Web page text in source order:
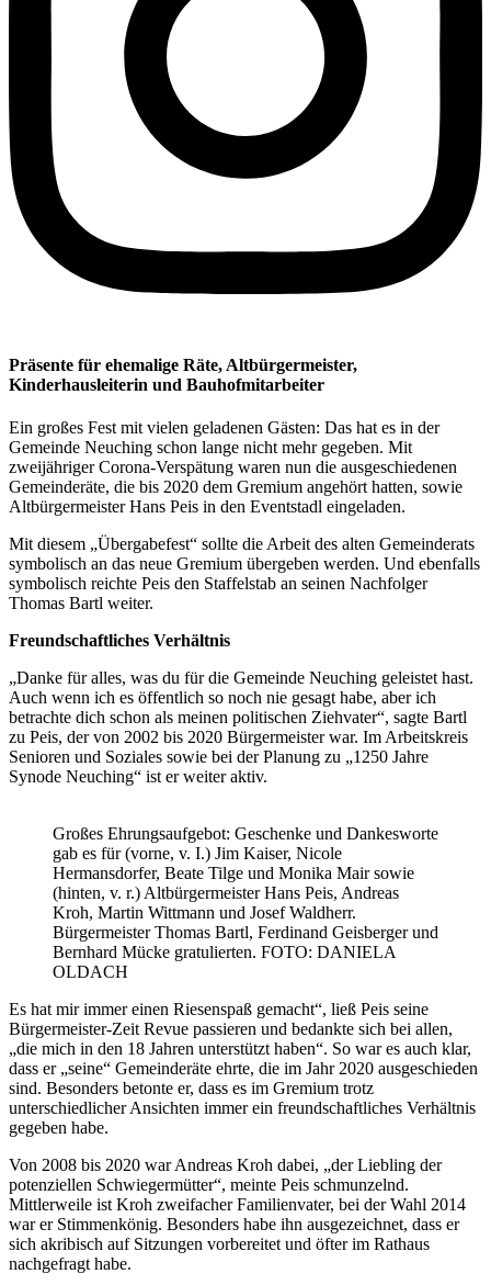
Präsente für ehemalige Räte, Altbürgermeister,
Kinderhausleiterin und Bauhofmitarbeiter
Ein großes Fest mit vielen geladenen Gästen: Das hat es in der
Gemeinde Neuching schon lange nicht mehr gegeben. Mit
zweijähriger Corona-Verspätung waren nun die ausgeschiedenen
Gemeinderäte, die bis 2020 dem Gremium angehört hatten, sowie
Altbürgermeister Hans Peis in den Eventstadl eingeladen.
Mit diesem „Übergabefest“ sollte die Arbeit des alten Gemeinderats
symbolisch an das neue Gremium übergeben werden. Und ebenfalls
symbolisch reichte Peis den Staffelstab an seinen Nachfolger
Thomas Bartl weiter.
Freundschaftliches Verhältnis
„Danke für alles, was du für die Gemeinde Neuching geleistet hast.
Auch wenn ich es öffentlich so noch nie gesagt habe, aber ich
betrachte dich schon als meinen politischen Ziehvater“, sagte Bartl
zu Peis, der von 2002 bis 2020 Bürgermeister war. Im Arbeitskreis
Senioren und Soziales sowie bei der Planung zu „1250 Jahre
Synode Neuching“ ist er weiter aktiv.
Großes Ehrungsaufgebot: Geschenke und Dankesworte
gab es für (vorne, v. I.) Jim Kaiser, Nicole
Hermansdorfer, Beate Tilge und Monika Mair sowie
(hinten, v. r.) Altbürgermeister Hans Peis, Andreas
Kroh, Martin Wittmann und Josef Waldherr.
Bürgermeister Thomas Bartl, Ferdinand Geisberger und
Bernhard Mücke gratulierten. FOTO: DANIELA
OLDACH
Es hat mir immer einen Riesenspaß gemacht“, ließ Peis seine
Bürgermeister-Zeit Revue passieren und bedankte sich bei allen,
„die mich in den 18 Jahren unterstützt haben“. So war es auch klar,
dass er „seine“ Gemeinderäte ehrte, die im Jahr 2020 ausgeschieden
sind. Besonders betonte er, dass es im Gremium trotz
unterschiedlicher Ansichten immer ein freundschaftliches Verhältnis
gegeben habe.
Von 2008 bis 2020 war Andreas Kroh dabei, „der Liebling der
potenziellen Schwiegermütter“, meinte Peis schmunzelnd.
Mittlerweile ist Kroh zweifacher Familienvater, bei der Wahl 2014
war er Stimmenkönig. Besonders habe ihn ausgezeichnet, dass er
sich akribisch auf Sitzungen vorbereitet und öfter im Rathaus
nachgefragt habe.